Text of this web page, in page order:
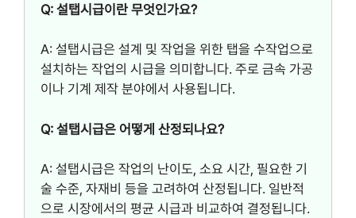
Q: 설탭시급이란 무엇인가요?
A: 설탭시급은 설계 및 작업을 위한 탭을 수작업으로
설치하는 작업의 시급을 의미합니다. 주로 금속 가공
이나 기계 제작 분야에서 사용됩니다.
Q: 설탭시급은 어떻게 산정되나요?
A: 설탭시급은 작업의 난이도, 소요 시간, 필요한 기
술 수준, 자재비 등을 고려하여 산정됩니다. 일반적
으로 시장에서의 평균 시급과 비교하여 결정됩니다.